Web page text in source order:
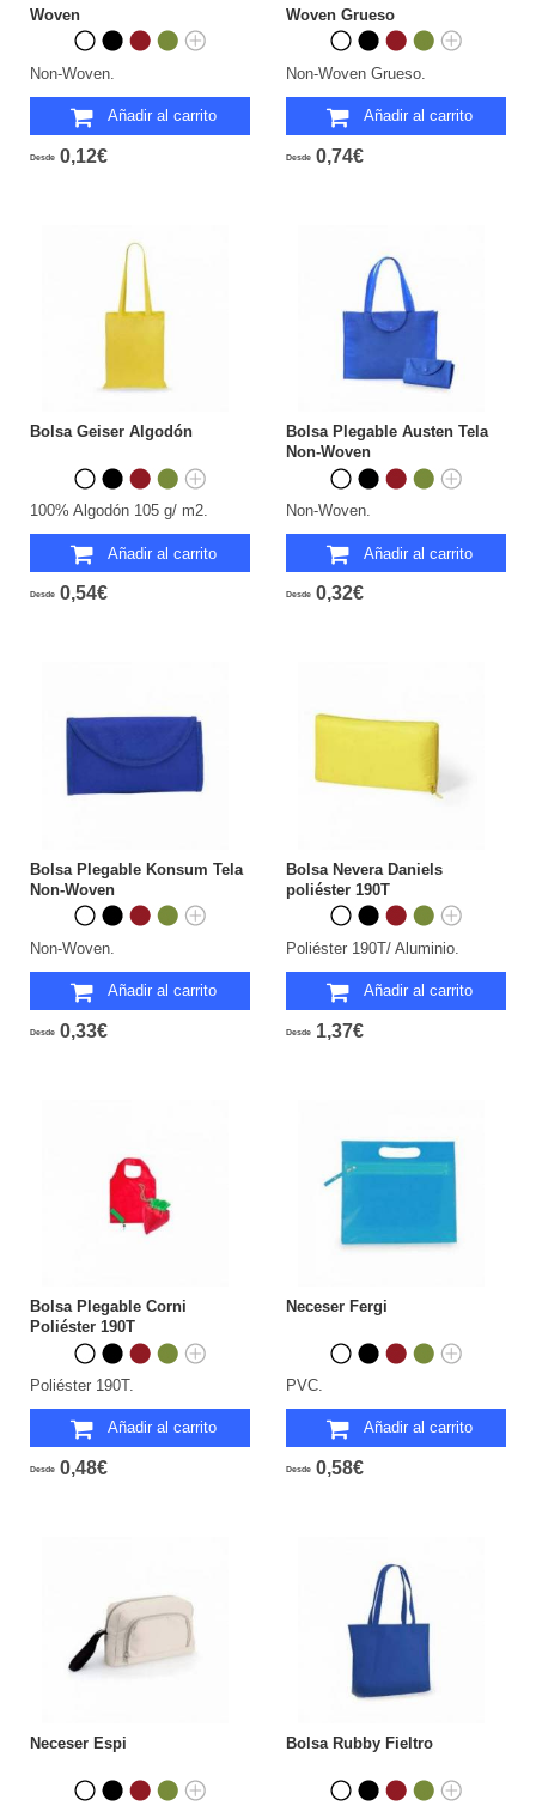
Woven
Non-Woven.
Añadir al carrito
Desde 0,12€
Woven Grueso
Non-Woven Grueso.
Añadir al carrito
Desde 0,74€
Bolsa Geiser Algodón
100% Algodón 105 g/ m2.
Añadir al carrito
Desde 0,54€
Bolsa Plegable Austen Tela
Non-Woven
Non-Woven.
Añadir al carrito
Desde 0,32€
Bolsa Plegable Konsum Tela
Non-Woven
Non-Woven.
Añadir al carrito
Desde 0,33€
Bolsa Nevera Daniels
poliéster 190T
Poliéster 190T/ Aluminio.
Añadir al carrito
Desde 1,37€
Bolsa Plegable Corni
Poliéster 190T
Poliéster 190T.
Añadir al carrito
Desde 0,48€
Neceser Fergi
PVC.
Añadir al carrito
Desde 0,58€
Neceser Espi Bolsa Rubby Fieltro